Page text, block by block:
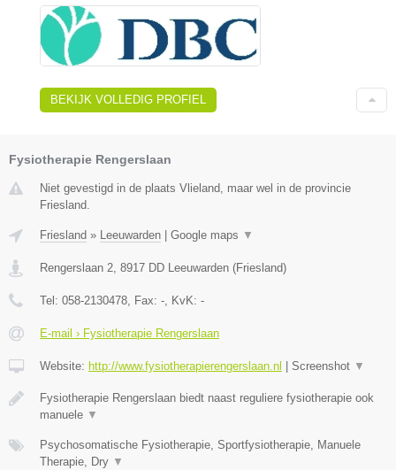
BEKIJK VOLLEDIG PROFIEL
Fysiotherapie Rengerslaan
Niet gevestigd in de plaats Vlieland, maar wel in de provincie
Friesland.
Friesland » Leeuwarden Google maps ▼
Rengerslaan 2, 8917 DD Leeuwarden (Friesland)
Tel: 058-2130478, Fax: -, KvK: -
E-mail › Fysiotherapie Rengerslaan
Website: http://www.fysiotherapierengerslaan.nl Screenshot ▼
Fysiotherapie Rengerslaan biedt naast reguliere fysiotherapie ook
manuele ▼
Psychosomatische Fysiotherapie, Sportfysiotherapie, Manuele
Therapie, Dry ▼